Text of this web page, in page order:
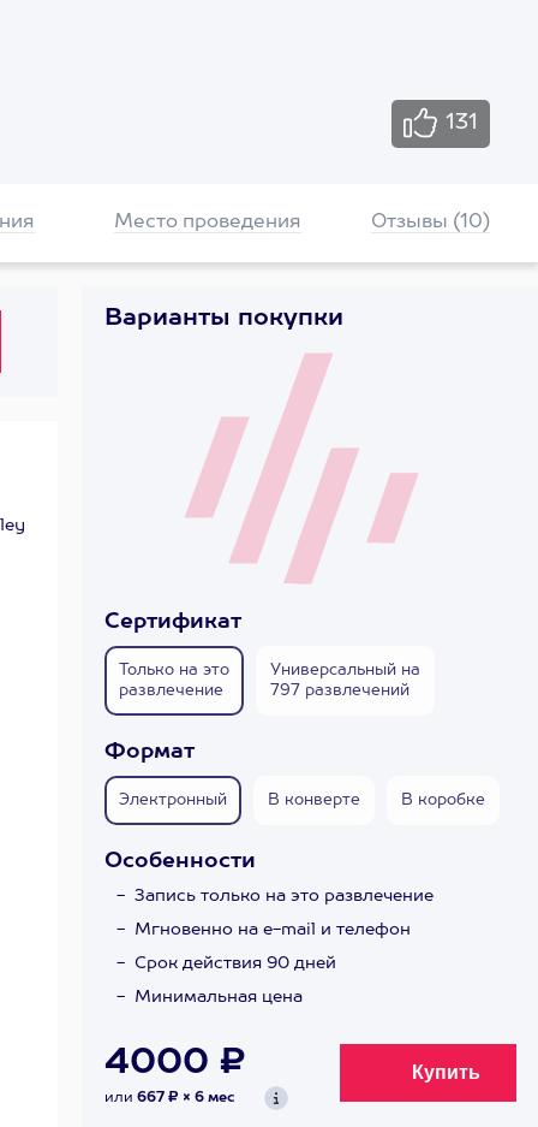
131
Место проведения Отзывы (10)
Варианты покупки
Сертификат
Только на это
развлечение
Универсальный на
797 развлечений
Формат
Электронный В конверте В коробке
Особенности
Запись только на это развлечение
Мгновенно на e-mail и телефон
Срок действия 90 дней
Минимальная цена
4000 ₽
или 667 ₽ × 6 мес